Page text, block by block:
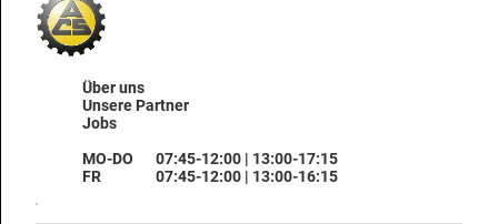
Über uns
Unsere Partner
Jobs
MO-DO
FR
07:45-12:00 | 13:00-17:15
07:45-12:00 | 13:00-16:15